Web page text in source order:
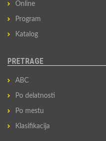
Online
Program
Katalog
PRETRAGE
ABC
Po delatnosti
Po mestu
Klasifikacija